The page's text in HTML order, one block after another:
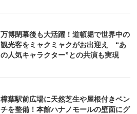
万博閉幕後も大活躍！道頓堀で世界中の
観光客をミャクミャクがお出迎え “あ
の人気キャラクター”との共演も実現
樟葉駅前広場に天然芝生や屋根付きベン
チを整備！本館ハナノモールの壁面にグ